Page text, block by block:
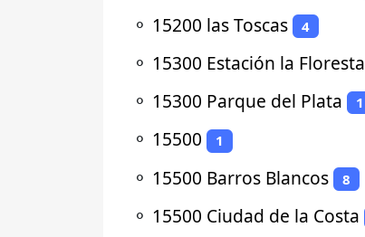
⚬ 15200 las Toscas 4
⚬ 15300 Estación la Floresta
⚬ 15300 Parque del Plata 1
⚬ 15500 1
⚬ 15500 Barros Blancos 8
⚬ 15500 Ciudad de la Costa